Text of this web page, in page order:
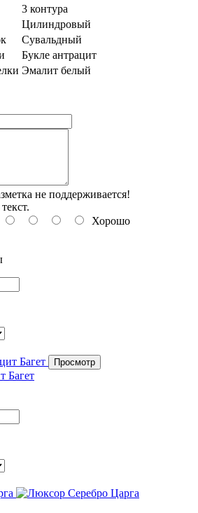
3 контура
Цилиндровый
Сувальдный
Букле антрацит
Эмалит белый
не поддерживается!
Хорошо
Просмотр
Багет